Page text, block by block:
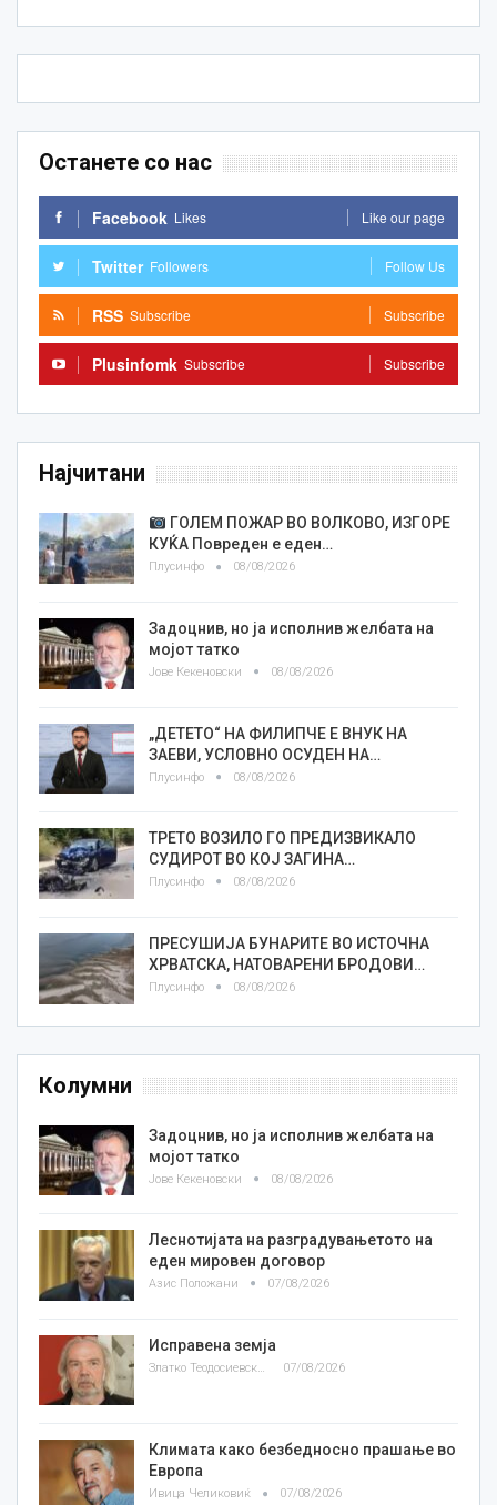
Останете со нас
Facebook Likes Like our page
Twitter Followers Follow Us
RSS Subscribe Subscribe
Plusinfomk Subscribe Subscribe
Најчитани
ГОЛЕМ ПОЖАР ВО ВОЛКОВО, ИЗГОРЕ
КУЌА Повреден е еден…
Плусинфо 08/08/2026
Задоцнив, но ја исполнив желбата на
мојот татко
Јове Кекеновски 08/08/2026
„ДЕТЕТО“ НА ФИЛИПЧЕ Е ВНУК НА
ЗАЕВИ, УСЛОВНО ОСУДЕН НА…
Плусинфо 08/08/2026
ТРЕТО ВОЗИЛО ГО ПРЕДИЗВИКАЛО
СУДИРОТ ВО КОЈ ЗАГИНА…
Плусинфо 08/08/2026
ПРЕСУШИЈА БУНАРИТЕ ВО ИСТОЧНА
ХРВАТСКА, НАТОВАРЕНИ БРОДОВИ…
Плусинфо 08/08/2026
Колумни
Задоцнив, но ја исполнив желбата на
мојот татко
Јове Кекеновски 08/08/2026
Леснотијата на разградувањетото на
еден мировен договор
Азис Положани 07/08/2026
Исправена земја
Златко Теодосиевски 07/08/2026
Климата како безбедносно прашање во
Европа
Ивица Челиковиќ 07/08/2026